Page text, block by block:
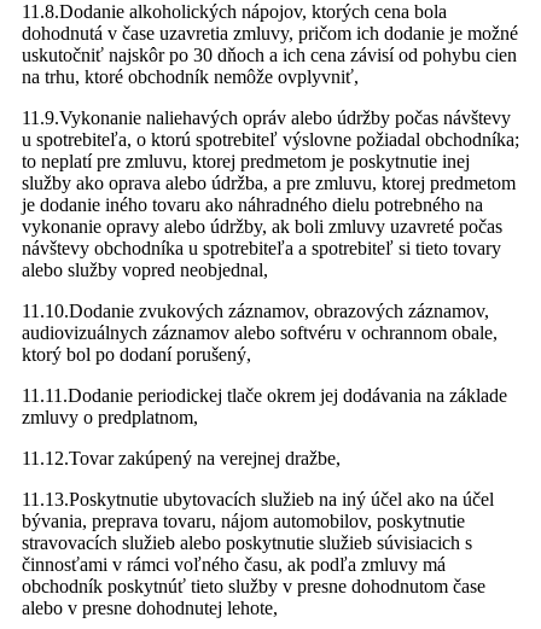
11.8.Dodanie alkoholických nápojov, ktorých cena bola
dohodnutá v čase uzavretia zmluvy, pričom ich dodanie je možné
uskutočniť najskôr po 30 dňoch a ich cena závisí od pohybu cien
na trhu, ktoré obchodník nemôže ovplyvniť,
11.9.Vykonanie naliehavých opráv alebo údržby počas návštevy
u spotrebiteľa, o ktorú spotrebiteľ výslovne požiadal obchodníka;
to neplatí pre zmluvu, ktorej predmetom je poskytnutie inej
služby ako oprava alebo údržba, a pre zmluvu, ktorej predmetom
je dodanie iného tovaru ako náhradného dielu potrebného na
vykonanie opravy alebo údržby, ak boli zmluvy uzavreté počas
návštevy obchodníka u spotrebiteľa a spotrebiteľ si tieto tovary
alebo služby vopred neobjednal,
11.10.Dodanie zvukových záznamov, obrazových záznamov,
audiovizuálnych záznamov alebo softvéru v ochrannom obale,
ktorý bol po dodaní porušený,
11.11.Dodanie periodickej tlače okrem jej dodávania na základe
zmluvy o predplatnom,
11.12.Tovar zakúpený na verejnej dražbe,
11.13.Poskytnutie ubytovacích služieb na iný účel ako na účel
bývania, preprava tovaru, nájom automobilov, poskytnutie
stravovacích služieb alebo poskytnutie služieb súvisiacich s
činnosťami v rámci voľného času, ak podľa zmluvy má
obchodník poskytnúť tieto služby v presne dohodnutom čase
alebo v presne dohodnutej lehote,